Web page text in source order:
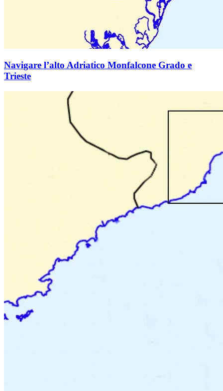
Navigare l’alto Adriatico Monfalcone Grado e
Trieste